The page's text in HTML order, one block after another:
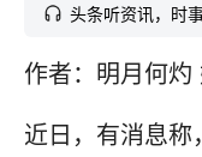
头条听资讯，时
作者：明月何
近日，有消息称